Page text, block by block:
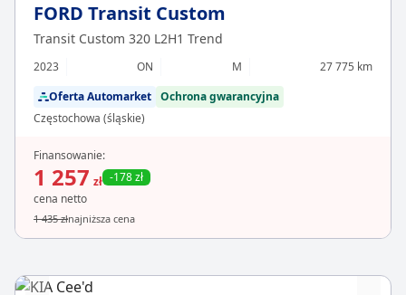
FORD Transit Custom
Transit Custom 320 L2H1 Trend
2023 ON M
27 775 km
Oferta Automarket Ochrona gwarancyjna
Częstochowa (śląskie)
Finansowanie:
1 257 zł -178 zł
cena netto
1 435 złnajniższa cena